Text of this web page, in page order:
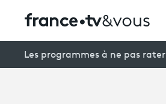
Les programmes à ne pas rater